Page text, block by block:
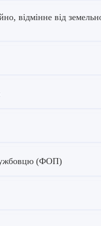
відмінне від
(ФОП)